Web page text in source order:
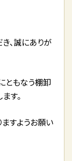
、誠にありが
ともなう棚卸
す。
すようお願い